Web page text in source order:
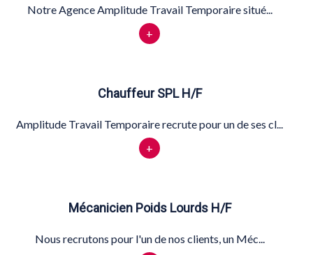
Notre Agence Amplitude Travail Temporaire situé...
+
Chauffeur SPL H/F
Amplitude Travail Temporaire recrute pour un de ses cl...
+
Mécanicien Poids Lourds H/F
Nous recrutons pour l'un de nos clients, un Méc...